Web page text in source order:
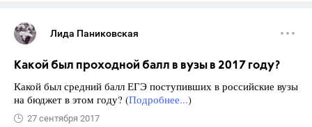
Лида Паниковская
Какой был проходной балл в вузы в 2017 году?
Какой был средний балл ЕГЭ поступивших в российские вузы
на бюджет в этом году? (Подробнее...)
27 сентября 2017